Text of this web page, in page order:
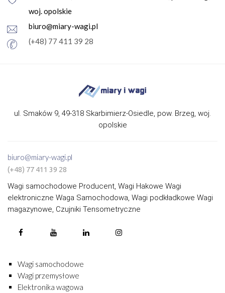
woj. opolskie
biuro@miary-wagi.pl
(+48) 77 411 39 28
ul. Smaków 9, 49-318 Skarbimierz-Osiedle, pow. Brzeg, woj.
opolskie
biuro@miary-wagi.pl
(+48) 77 411 39 28
Wagi samochodowe Producent, Wagi Hakowe Wagi
elektroniczne Waga Samochodowa, Wagi podkładkowe Wagi
magazynowe, Czujniki Tensometryczne
Wagi samochodowe
Wagi przemysłowe
Elektronika wagowa